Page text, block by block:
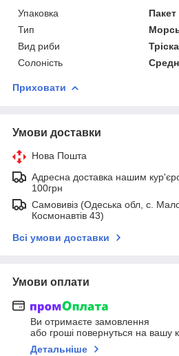
Упаковка
Пакет
Тип
Вид риби
Тріска
Солоність
Приховати
Умови доставки
Нова Пошта
Адресна доставка нашим
100грн
Самовивіз (Одеська обл, с.
Космонавтів 43)
Всі умови доставки
Умови оплати
Ви отримаєте замовлення
або гроші повернуться на вашу
Детальніше